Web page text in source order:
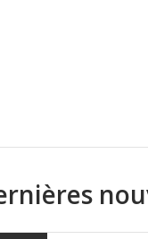
4001